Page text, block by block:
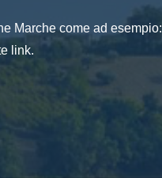
Marche come ad esempio:
link.